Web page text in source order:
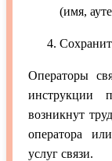
(имя,
Операторы
инструкции
возникнут
оператора
услуг связи.